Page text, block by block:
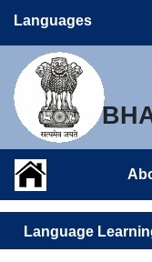
Languages
Language